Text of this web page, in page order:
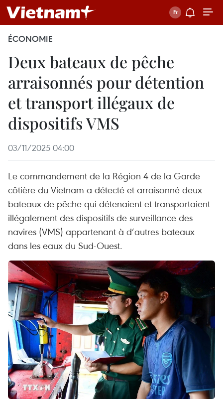
ÉCONOMIE
Deux bateaux de pêche
arraisonnés pour détention
et transport illégaux de
dispositifs VMS
03/11/2025 04:00
Le commandement de la Région 4 de la Garde
côtière du Vietnam a détecté et arraisonné deux
bateaux de pêche qui détenaient et transportaient
illégalement des dispositifs de surveillance des
navires (VMS) appartenant à d’autres bateaux
dans les eaux du Sud-Ouest.